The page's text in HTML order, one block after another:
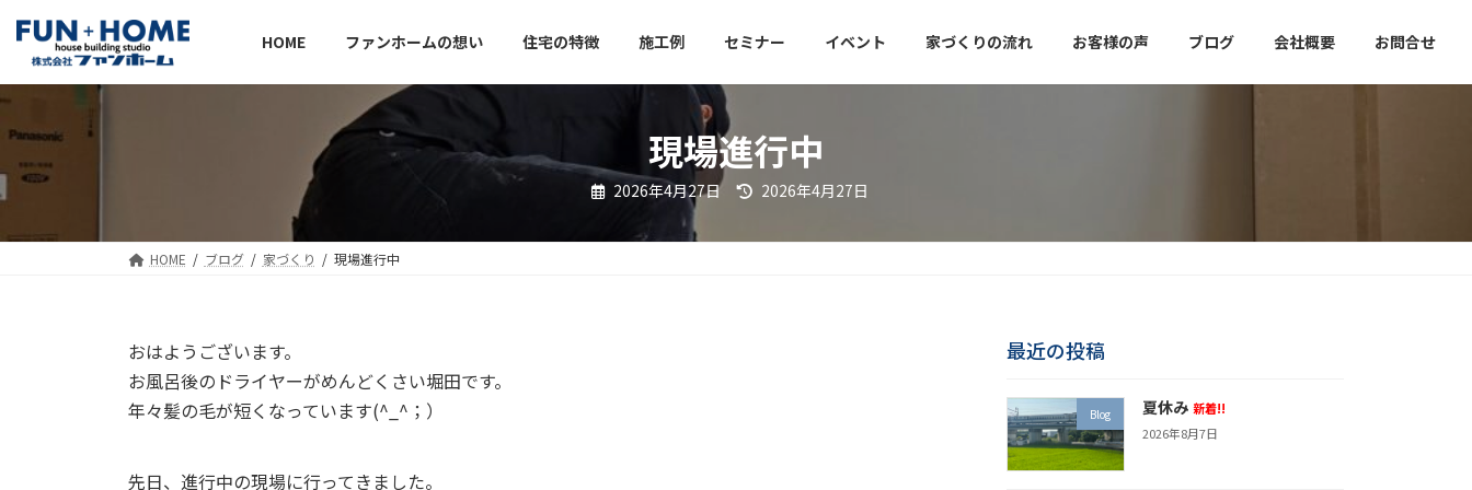
ン
へ
ス
キ
プ
ー
ョ
ン
に
動
HOME ファンホームの想い 住宅の特徴 施工例 セミナー イベント 家づくりの流れ お客様の声 ブログ 会社概要 お問合せ
現場進行中
2026年4月27日 最
2026年4月27日
HOME ブログ 家づくり 現場進行中
おはようございます。
お風呂後のドライヤーがめんどくさい堀田です。
年々髪の毛が短くなっています(^_^；）
先日、進行中の現場に行ってきました。
最近の投稿
Blog 夏休み 新着!!
2026年8月7日